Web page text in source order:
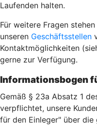
Laufenden halten.
Für weitere Fragen
unseren Geschäftsstellen
Kontaktmöglichkeiten
gerne zur Verfügung.
Informationsbogen
Gemäß § 23a Absatz 1
verpflichtet, unsere
für den Einleger" über die